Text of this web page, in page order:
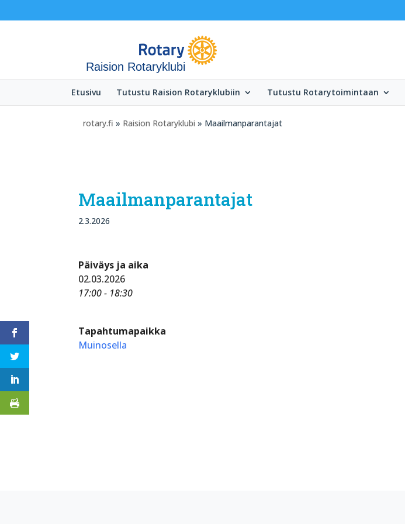
Raision Rotaryklubi
Etusivu Tutustu Raision Rotaryklubiin Tutustu Rotarytoimintaan
rotary.fi » Raision Rotaryklubi » Maailmanparantajat
Maailmanparantajat
2.3.2026
Päiväys ja aika
02.03.2026
17:00 - 18:30
Tapahtumapaikka
Muinosella